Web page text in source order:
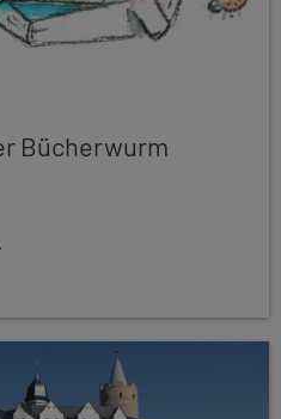
Bücherwurm